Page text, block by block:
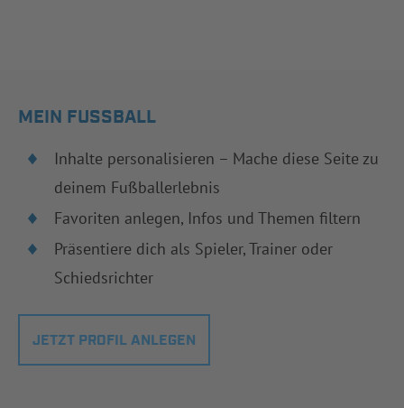
MEIN FUSSBALL
Inhalte personalisieren – Mache diese Seite zu
deinem Fußballerlebnis
Favoriten anlegen, Infos und Themen filtern
Präsentiere dich als Spieler, Trainer oder
Schiedsrichter
JETZT PROFIL ANLEGEN